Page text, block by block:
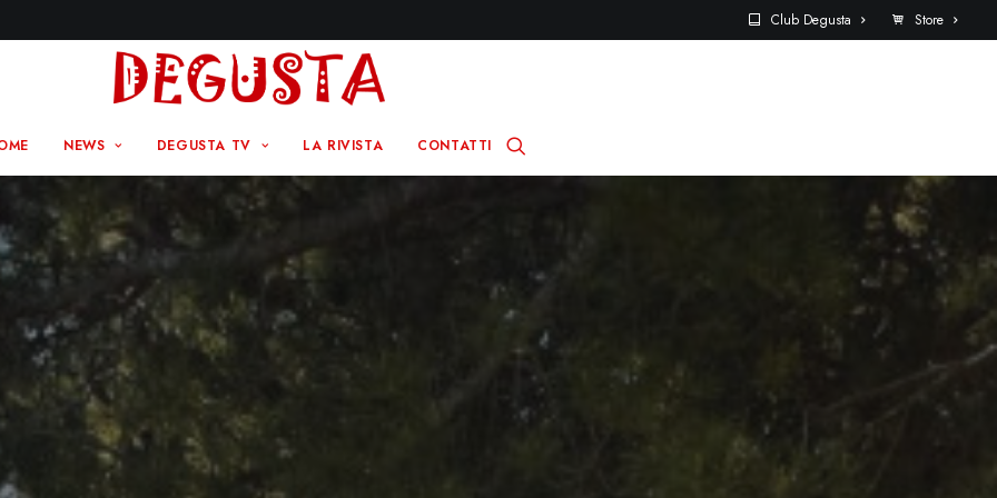
Club Degusta Store
NEWS DEGUSTA TV LA RIVISTA CONTATTI